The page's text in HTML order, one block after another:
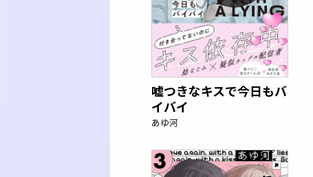
嘘つきなキスで今日もバ
イバイ
あゆ河